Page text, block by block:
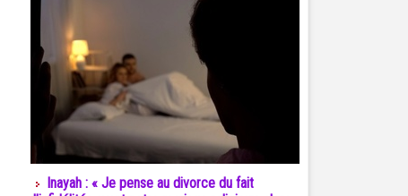
Inayah : « Je pense au divorce du fait